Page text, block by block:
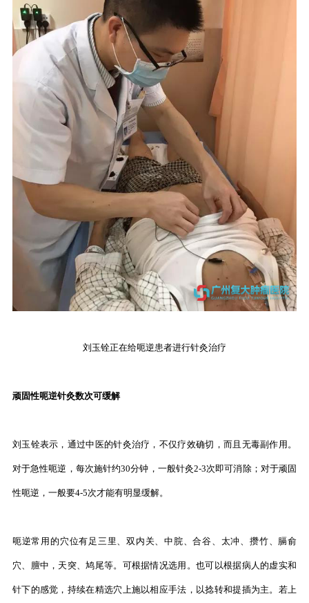
刘玉铨正在给呃逆患者进行针灸治疗
顽固性呃逆针灸数次可缓解
刘玉铨表示，通过中医的针灸治疗，不仅疗效确切，而且无毒副作用。
对于急性呃逆，每次施针约30分钟，一般针灸2-3次即可消除；对于顽固
性呃逆，一般要4-5次才能有明显缓解。
呃逆常用的穴位有足三里、双内关、中脘、合谷、太冲、攒竹、膈俞
穴、膻中，天突、鸠尾等。可根据情况选用。也可以根据病人的虚实和
针下的感觉，持续在精选穴上施以相应手法，以捻转和提插为主。若上